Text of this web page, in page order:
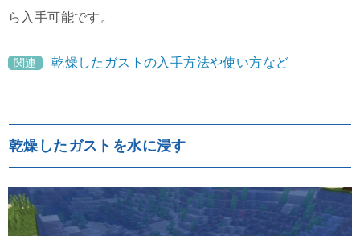
ら入手可能です。
関連 乾燥したガストの入手方法や使い方など
乾燥したガストを水に浸す